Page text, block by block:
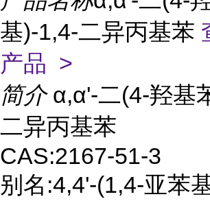
基)-1,4-二异丙基苯
产品 >
简介 α,α'-二(4-羟基
二异丙基苯
CAS:2167-51-3
别名:4,4'-(1,4-亚苯